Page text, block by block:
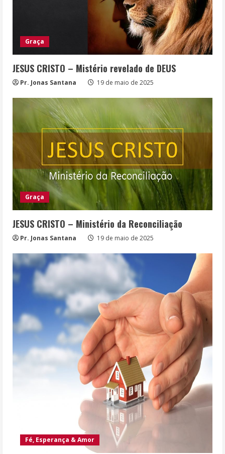
Graça
JESUS CRISTO – Mistério revelado de DEUS
Pr. Jonas Santana 19 de maio de 2025
Graça
JESUS CRISTO – Ministério da Reconciliação
Pr. Jonas Santana 19 de maio de 2025
Fé, Esperança & Amor